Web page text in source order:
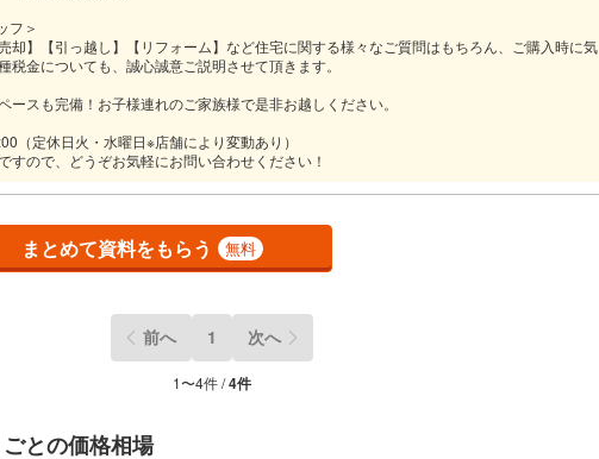
フ＞
却】【引っ越し】【リフォーム】など住宅に関する様々なご質問はもちろん、ご購入時に気
税金についても、誠心誠意ご説明させて頂きます。
ースも完備！お子様連れのご家族様で是非お越しください。
（定休日火・水曜日※店舗により変動あり）
すので、どうぞお気軽にお問い合わせください！
まとめて資料をもらう 無料
前へ 1 次へ
1〜4件 /4件
との価格相場